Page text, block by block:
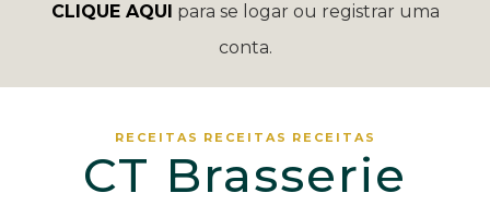
CLIQUE AQUI para se logar ou registrar uma
conta.
RECEITAS RECEITAS RECEITAS
CT Brasserie